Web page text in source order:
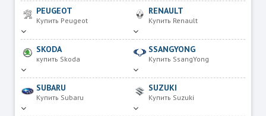
PEUGEOT
Купить Peugeot
RENAULT
Купить Renault
SKODA
купить Skoda
SSANGYONG
Купить SsangYong
SUBARU
Купить Subaru
SUZUKI
Купить Suzuki